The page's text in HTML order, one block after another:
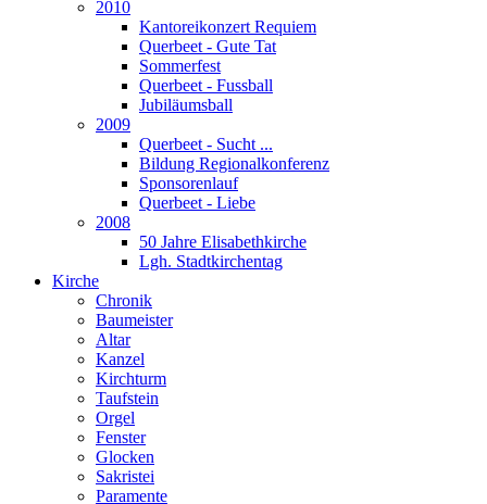
2010
Kantoreikonzert Requiem
Querbeet - Gute Tat
Sommerfest
Querbeet - Fussball
Jubiläumsball
2009
Querbeet - Sucht ...
Bildung Regionalkonferenz
Sponsorenlauf
Querbeet - Liebe
2008
50 Jahre Elisabethkirche
Lgh. Stadtkirchentag
Kirche
Chronik
Baumeister
Altar
Kanzel
Kirchturm
Taufstein
Orgel
Fenster
Glocken
Sakristei
Paramente